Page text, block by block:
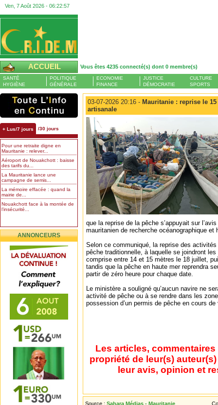
Ven, 7 Août 2026 - 06:22:58
ACCUEIL Vous êtes 4235 connecté(s) dont 0 membre(s)
SANTÉ
HYGIÈNE
POLITIQUE
GÉNÉRALE
ECONOMIE
FINANCE
JUSTICE
DÉMOCRATIE
CULTURE
SPORTS
+ Lus/7 jours /30 jours
Pour une retraite digne en
Mauritanie : relever...
Aéroport de Nouakchott : baisse
des tarifs du...
La Mauritanie lance une
campagne de semis...
La mémoire effacée : quand la
mairie de...
Nouakchott face à la montée de
l’insécurité...
ANNONCEURS
03-07-2026 20:16 - Mauritanie : reprise le
artisanale
que la reprise de la pêche s’appuyait sur
mauritanien de recherche océanographique et
Selon ce communiqué, la reprise des
pêche traditionnelle, à laquelle se joindront les
comprise entre 14 et 15 mètres le 18 juillet,
tandis que la pêche en haute mer reprendra
partir de zéro heure pour chaque date.
Le ministère a souligné qu’aucun navire ne
activité de pêche ou à se rendre dans les
possession d’un permis de pêche en cours de
Les articles,
propriété de leur(s)
leur avis, opinion et
Source : Sahara Médias - Mauritanie